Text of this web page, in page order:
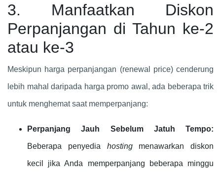
3. Manfaatkan Diskon
Perpanjangan di Tahun ke-2
atau ke-3
Meskipun harga perpanjangan (renewal price) cenderung
lebih mahal daripada harga promo awal, ada beberapa trik
untuk menghemat saat memperpanjang:
Perpanjang Jauh Sebelum Jatuh Tempo:
Beberapa penyedia hostingmenawarkan diskon
kecil jika Anda memperpanjang beberapa minggu